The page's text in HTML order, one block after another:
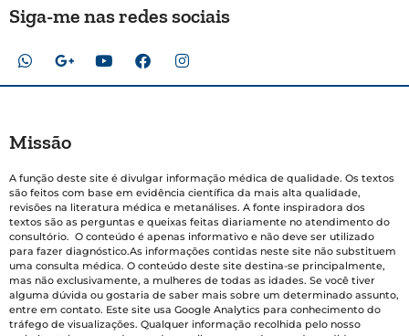
Siga-me nas redes sociais
Missão
A função deste site é divulgar informação médica de qualidade. Os textos
são feitos com base em evidência científica da mais alta qualidade,
revisões na literatura médica e metanálises. A fonte inspiradora dos
textos são as perguntas e queixas feitas diariamente no atendimento do
consultório. O conteúdo é apenas informativo e não deve ser utilizado
para fazer diagnóstico.As informações contidas neste site não substituem
uma consulta médica. O conteúdo deste site destina-se principalmente,
mas não exclusivamente, a mulheres de todas as idades. Se você tiver
alguma dúvida ou gostaria de saber mais sobre um determinado assunto,
entre em contato. Este site usa Google Analytics para conhecimento do
tráfego de visualizações. Qualquer informação recolhida pelo nosso